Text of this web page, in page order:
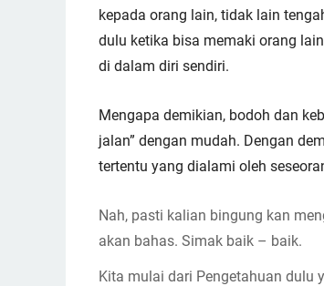
kepada orang lain, tidak lain
dulu ketika bisa memaki orang
di dalam diri sendiri.
Mengapa demikian, bodoh dan
jalan” dengan mudah. Dengan
tertentu yang dialami oleh
Nah, pasti kalian bingung kan
akan bahas. Simak baik – baik.
Kita mulai dari Pengetahuan dulu